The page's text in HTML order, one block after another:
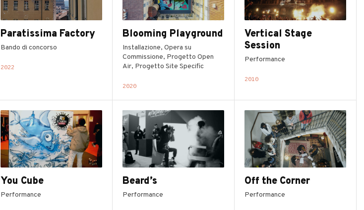
Paratissima Factory
Bando di concorso
2022
Blooming Playground
Installazione, Opera su
Commissione, Progetto Open
Air, Progetto Site Specific
2020
Vertical Stage
Session
Performance
2010
You Cube
Performance
Beard’s
Performance
Off the Corner
Performance